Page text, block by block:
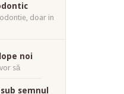
doar in
noi
să
semnul